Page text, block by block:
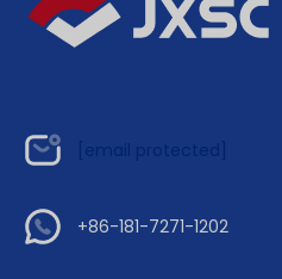
+86-181-7271-1202